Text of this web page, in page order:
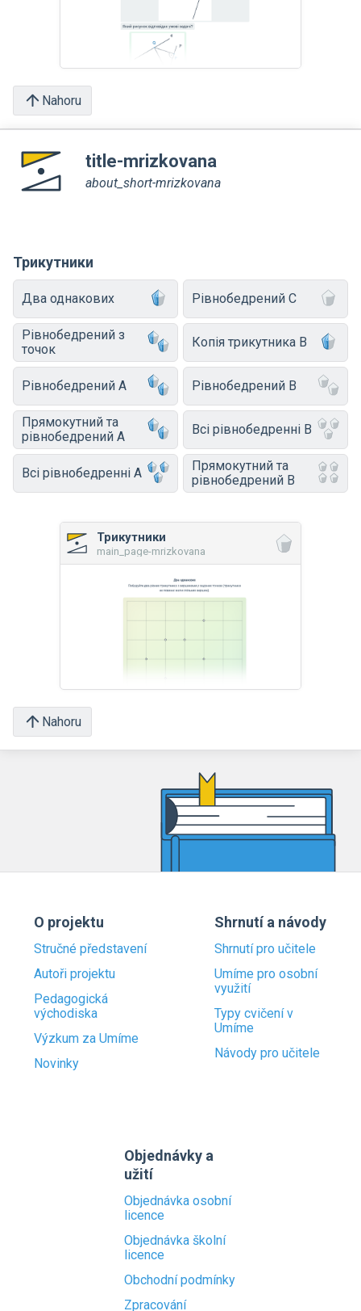
Nahoru
title-mrizkovana
about_short-mrizkovana
Трикутники
Два однакових Рівнобедрений C
Рівнобедрений з
точок
Копія трикутника B
Рівнобедрений A Рівнобедрений B
Прямокутний та
рівнобедрений A
Всі рівнобедренні B
Всі рівнобедренні A
Прямокутний та
рівнобедрений B
Трикутники
main_page-mrizkovana
Nahoru
O projektu
Stručné představení
Autoři projektu
Pedagogická
východiska
Výzkum za Umíme
Novinky
Shrnutí a návody
Shrnutí pro učitele
Umíme pro osobní
využití
Typy cvičení v
Umíme
Návody pro učitele
Objednávky a
užití
Objednávka osobní
licence
Objednávka školní
licence
Obchodní podmínky
Zpracování